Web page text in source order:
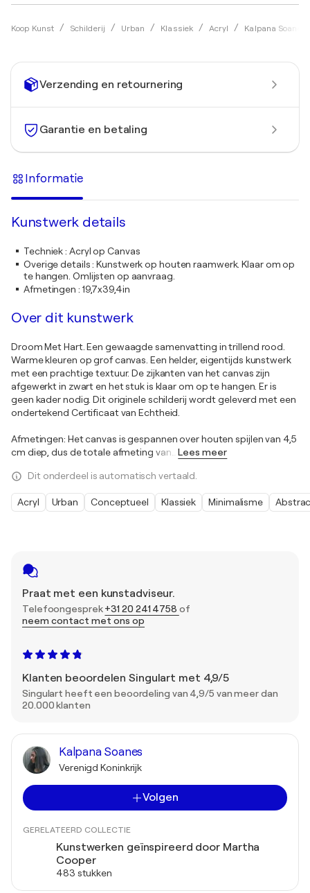
Koop Kunst Schilderij Urban Klassiek Acryl Kalpana Soanes
Verzending en retournering
Garantie en betaling
Praat met een kunstadviseur.
Telefoongesprek+31 20 241 4758 of
neem contact met ons op
Klanten beoordelen Singulart met 4,9/5
Singulart heeft een beoordeling van 4,9/5 van meer dan
20.000 klanten
Kalpana Soanes
Verenigd Koninkrijk
Volgen
GERELATEERD COLLECTIE
Kunstwerken geïnspireerd door Martha
Cooper
483 stukken
Informatie
Kunstwerk details
Techniek: Acryl op Canvas
Overige details:Kunstwerk op houten raamwerk. Klaar om op
te hangen. Omlijsten op aanvraag.
Afmetingen : 19,7x39,4in
Over dit kunstwerk
Droom Met Hart. Een gewaagde samenvatting in trillend rood.
Warme kleuren op grof canvas. Een helder, eigentijds kunstwerk
met een prachtige textuur. De zijkanten van het canvas zijn
afgewerkt in zwart en het stuk is klaar om op te hangen. Er is
geen kader nodig. Dit originele schilderij wordt geleverd met een
ondertekend Certificaat van Echtheid.
Afmetingen: Het canvas is gespannen over houten spijlen van 4,5
cm diep, dus de totale afmeting van
Lees meer
Dit onderdeel is automatisch vertaald.
Acryl Urban Conceptueel Klassiek Minimalisme